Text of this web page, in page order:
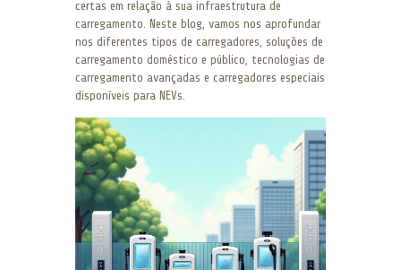
certas em relação à sua infraestrutura de
carregamento. Neste blog, vamos nos aprofundar
nos diferentes tipos de carregadores, soluções de
carregamento doméstico e público, tecnologias de
carregamento avançadas e carregadores especiais
disponíveis para NEVs.